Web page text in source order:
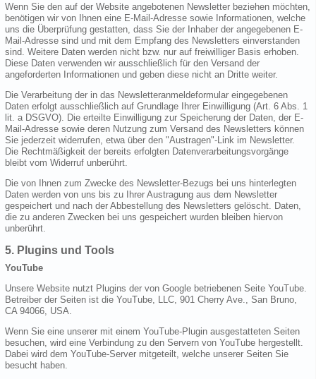
Wenn Sie den auf der Website angebotenen Newsletter beziehen möchten,
benötigen wir von Ihnen eine E-Mail-Adresse sowie Informationen, welche
uns die Überprüfung gestatten, dass Sie der Inhaber der angegebenen E-
Mail-Adresse sind und mit dem Empfang des Newsletters einverstanden
sind. Weitere Daten werden nicht bzw. nur auf freiwilliger Basis erhoben.
Diese Daten verwenden wir ausschließlich für den Versand der
angeforderten Informationen und geben diese nicht an Dritte weiter.
Die Verarbeitung der in das Newsletteranmeldeformular eingegebenen
Daten erfolgt ausschließlich auf Grundlage Ihrer Einwilligung (Art. 6 Abs. 1
lit. a DSGVO). Die erteilte Einwilligung zur Speicherung der Daten, der E-
Mail-Adresse sowie deren Nutzung zum Versand des Newsletters können
Sie jederzeit widerrufen, etwa über den "Austragen"-Link im Newsletter.
Die Rechtmäßigkeit der bereits erfolgten Datenverarbeitungsvorgänge
bleibt vom Widerruf unberührt.
Die von Ihnen zum Zwecke des Newsletter-Bezugs bei uns hinterlegten
Daten werden von uns bis zu Ihrer Austragung aus dem Newsletter
gespeichert und nach der Abbestellung des Newsletters gelöscht. Daten,
die zu anderen Zwecken bei uns gespeichert wurden bleiben hiervon
unberührt.
5. Plugins und Tools
YouTube
Unsere Website nutzt Plugins der von Google betriebenen Seite YouTube.
Betreiber der Seiten ist die YouTube, LLC, 901 Cherry Ave., San Bruno,
CA 94066, USA.
Wenn Sie eine unserer mit einem YouTube-Plugin ausgestatteten Seiten
besuchen, wird eine Verbindung zu den Servern von YouTube hergestellt.
Dabei wird dem YouTube-Server mitgeteilt, welche unserer Seiten Sie
besucht haben.